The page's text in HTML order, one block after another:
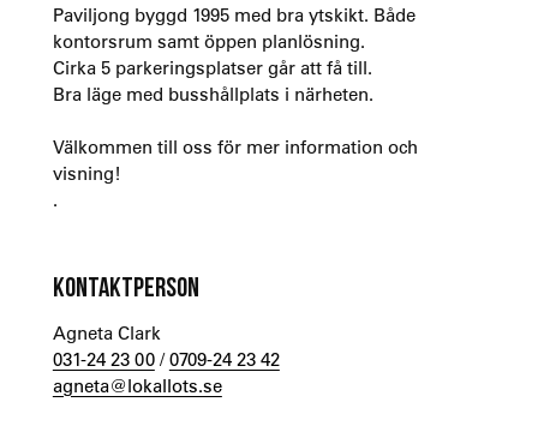
Paviljong byggd 1995 med bra ytskikt. Både
kontorsrum samt öppen planlösning.
Cirka 5 parkeringsplatser går att få till.
Bra läge med busshållplats i närheten.
Välkommen till oss för mer information och
visning!
.
KONTAKTPERSON
Agneta Clark
031-24 23 00/0709-24 23 42
agneta@lokallots.se